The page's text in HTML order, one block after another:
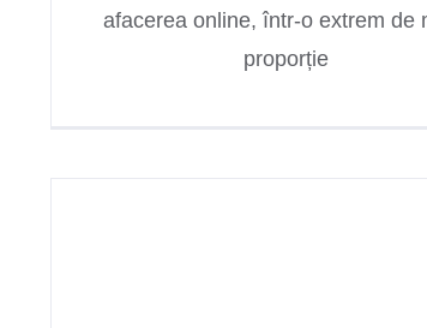
afacerea online, într-o extrem de
proporție